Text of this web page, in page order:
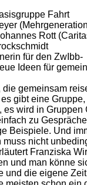
Fahrt
Rott
für den ZwIbb-
Ideen für
gemeinsam
gibt eine Gruppe,
wird in Gruppen
zu
Beispiele. Und
muss nicht
Franziska
und man könne
und die eigene